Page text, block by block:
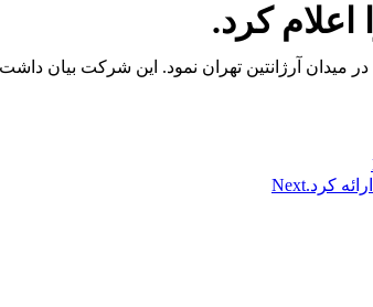
اعلام کرد.
واقع در میدان آرژانتین تهران نمود. این شرکت
کرد.Next